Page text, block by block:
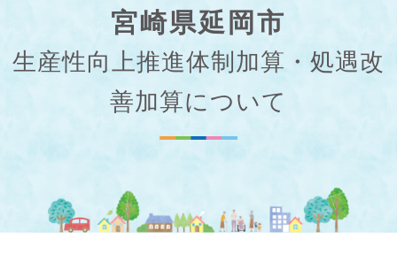
宮崎県延岡市
生産性向上推進体制加算・処遇改
善加算について